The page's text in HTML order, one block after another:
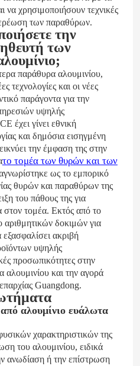
να χρησιμοποιήσουν τεχνικές
των παραθύρων.
την
των
παράθυρα αλουμινίου,
τεχνολογίες και οι νέες
παράγοντα για την
υψηλής
έχει γίνει εθνική
και δημόσια εισηγμένη
την έμφαση της στην
το τομέα των θυρών και των
ως το εμπορικό
θυρών και παραθύρων της
του πάθους της για
στον τομέα. Εκτός από το
δοκιμών για
ακριβή
υψηλής
προσωπικότητες στην
αλουμινίου και την αγορά
Guangdong.
αλουμίνιο ευάλωτα
χαρακτηριστικών της
του αλουμινίου, ειδικά
ανωδίαση ή την επίστρωση